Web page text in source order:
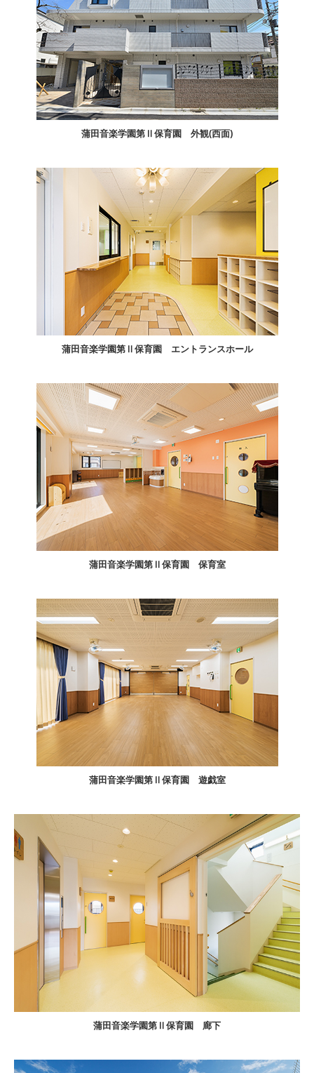
蒲田音楽学園第Ⅱ保育園 外観(西面)
蒲田音楽学園第Ⅱ保育園 エントランスホール
蒲田音楽学園第Ⅱ保育園 保育室
蒲田音楽学園第Ⅱ保育園 遊戯室
蒲田音楽学園第Ⅱ保育園 廊下